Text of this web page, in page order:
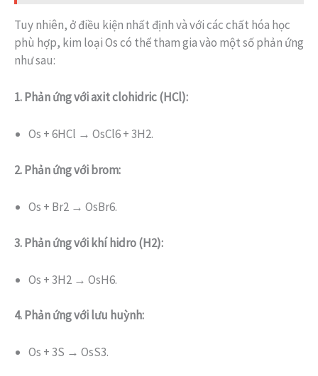
Tuy nhiên, ở điều kiện nhất định và với các chất hóa học
phù hợp, kim loại Os có thể tham gia vào một số phản ứng
như sau:
1. Phản ứng với axit clohidric (HCl):
Os + 6HCl → OsCl6 + 3H2.
2. Phản ứng với brom:
Os + Br2 → OsBr6.
3. Phản ứng với khí hidro (H2):
Os + 3H2 → OsH6.
4. Phản ứng với lưu huỳnh:
Os + 3S → OsS3.